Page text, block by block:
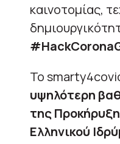
καινοτομίας,
To
υψηλότερη
της
Ελληνικού